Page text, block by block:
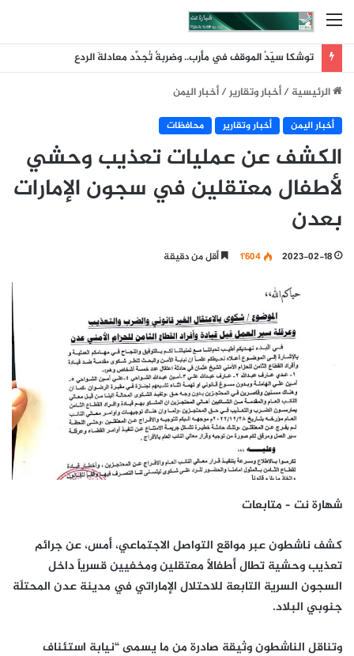
القائمة
توشكا سيّدُ الموقف في مأرب.. وضربةٌ تُجدِّد معادلةَ الردع
الرئيسية/أخبار وتقارير/أخبار اليمن
أخبار اليمن أخبار وتقارير محافظات
الكشف عن عمليات تعذيب وحشي
لأطفال معتقلين في سجون الإمارات
بعدن
2023-02-18 1٬604 أقل من دقيقة
شهارة نت – متابعات
كشف ناشطون عبر مواقع التواصل الاجتماعي، أمس، عن جرائم
تعذيب وحشية تطال أطفالاً معتقلين ومخفيين قسرياً داخل
السجون السرية التابعة للاحتلال الإماراتي في مدينة عدن المحتلّة
جنوبي البلاد.
وتناقل الناشطون وثيقة صادرة من ما يسمى “نيابة استئناف